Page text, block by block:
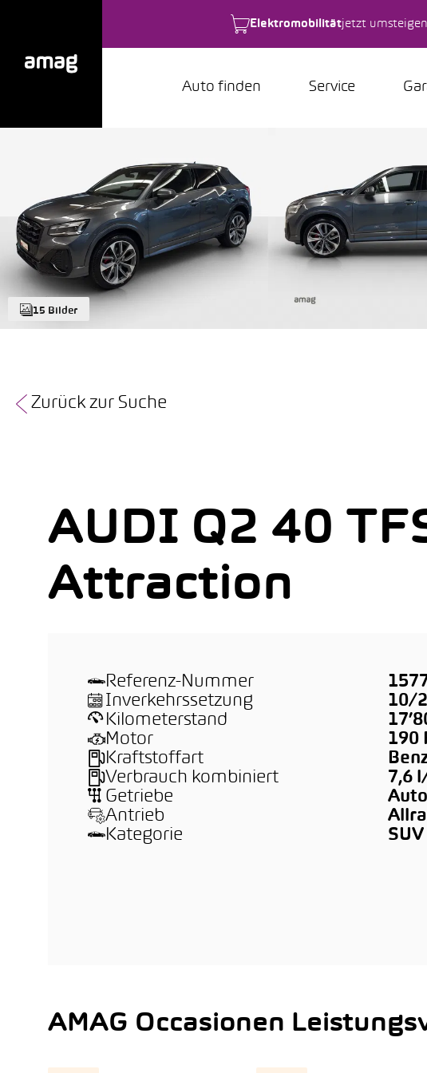
Elektromobilitätjetzt umsteigen
Auto finden Service
15 Bilder
Zurück zur Suche
AUDI Q2 40
Attraction
Referenz-Nummer
Inverkehrssetzung
10/
Kilometerstand
Motor
190
Kraftstoffart
Verbrauch kombiniert
7,6
Getriebe
Antrieb
Kategorie
SUV
AMAG Occasionen